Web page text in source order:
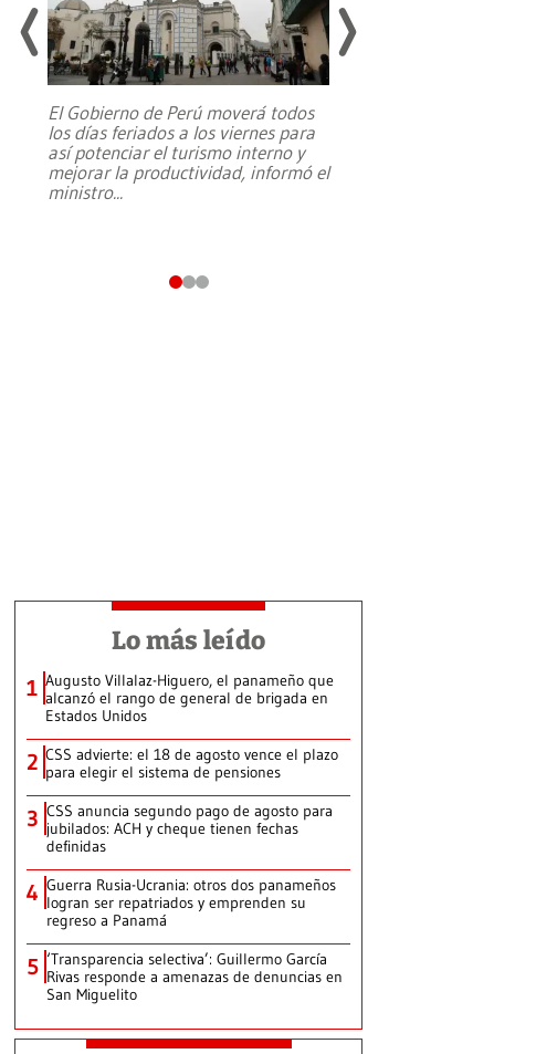
El Gobierno de Perú moverá todos
los días feriados a los viernes para
así potenciar el turismo interno y
mejorar la productividad, informó el
ministro...
Lo más leído
1 Augusto Villalaz-Higuero, el panameño que
alcanzó el rango de general de brigada en
Estados Unidos
2 CSS advierte: el 18 de agosto vence el plazo
para elegir el sistema de pensiones
3 CSS anuncia segundo pago de agosto para
jubilados: ACH y cheque tienen fechas
definidas
4 Guerra Rusia-Ucrania: otros dos panameños
logran ser repatriados y emprenden su
regreso a Panamá
5 ‘Transparencia selectiva’: Guillermo García
Rivas responde a amenazas de denuncias en
San Miguelito